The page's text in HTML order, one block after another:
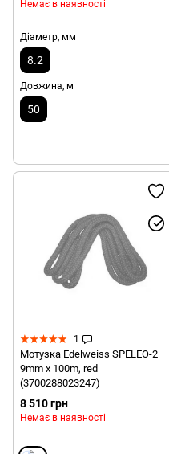
Немає в наявності
Діаметр, мм
8.2
Довжина, м
50
1
Мотузка Edelweiss SPELEO-2
9mm x 100m, red
(3700288023247)
8 510 грн
Немає в наявності